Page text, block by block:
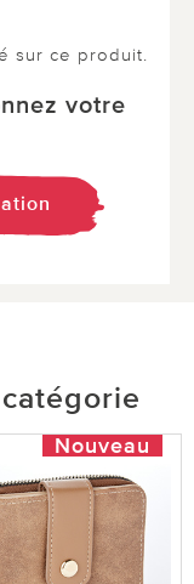
sur ce produit.
votre
Nouveau